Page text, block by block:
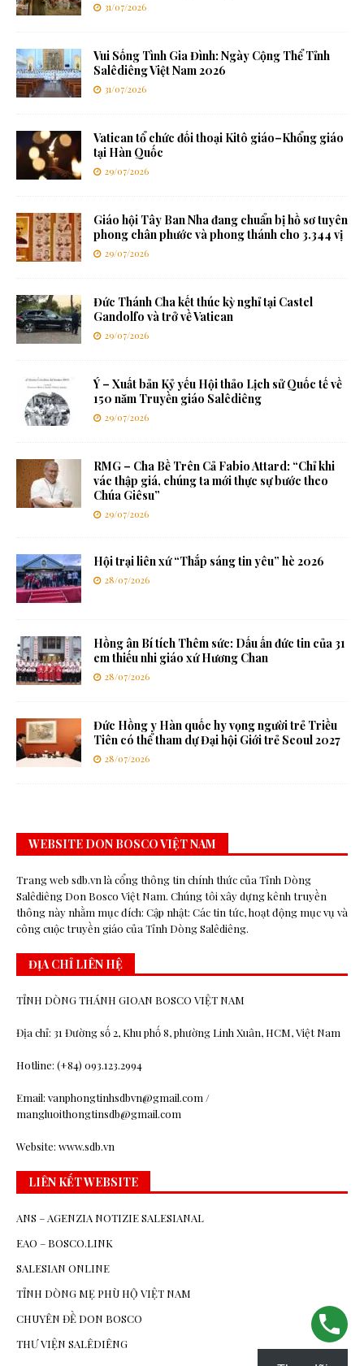
31/07/2026
Vui Sống Tình Gia Đình: Ngày Cộng Thể Tỉnh
Salêdiêng Việt Nam 2026
31/07/2026
Vatican tổ chức đối thoại Kitô giáo–Khổng giáo
tại Hàn Quốc
29/07/2026
Giáo hội Tây Ban Nha đang chuẩn bị hồ sơ tuyên
phong chân phước và phong thánh cho 3.344 vị
29/07/2026
Đức Thánh Cha kết thúc kỳ nghỉ tại Castel
Gandolfo và trở về Vatican
29/07/2026
Ý – Xuất bản Kỷ yếu Hội thảo Lịch sử Quốc tế về
150 năm Truyền giáo Salêdiêng
29/07/2026
RMG – Cha Bề Trên Cả Fabio Attard: “Chỉ khi
vác thập giá, chúng ta mới thực sự bước theo
Chúa Giêsu”
29/07/2026
Hội trại liên xứ “Thắp sáng tin yêu” hè 2026
28/07/2026
Hồng ân Bí tích Thêm sức: Dấu ấn đức tin của 31
em thiếu nhi giáo xứ Hương Chan
28/07/2026
Đức Hồng y Hàn quốc hy vọng người trẻ Triều
Tiên có thể tham dự Đại hội Giới trẻ Seoul 2027
28/07/2026
WEBSITE DON BOSCO VIỆT NAM
Trang web sdb.vn là cổng thông tin chính thức của Tỉnh Dòng
Salêdiêng Don Bosco Việt Nam. Chúng tôi xây dựng kênh truyền
thông này nhằm mục đích: Cập nhật: Các tin tức, hoạt động mục vụ và
công cuộc truyền giáo của Tỉnh Dòng Salêdiêng.
ĐỊA CHỈ LIÊN HỆ
TỈNH DÒNG THÁNH GIOAN BOSCO VIỆT NAM
Địa chỉ: 31 Đường số 2, Khu phố 8, phường Linh Xuân, HCM, Việt Nam
Hotline: (+84) 093.123.2994
Email: vanphongtinhsdbvn@gmail.com /
mangluoithongtinsdb@gmail.com
Website: www.sdb.vn
LIÊN KẾT WEBSITE
ANS – AGENZIA NOTIZIE SALESIANAL
EAO – BOSCO.LINK
SALESIAN ONLINE
TỈNH DÒNG MẸ PHÙ HỘ VIỆT NAM
CHUYÊN ĐỀ DON BOSCO
THƯ VIỆN SALÊDIÊNG